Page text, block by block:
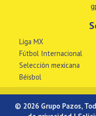
Liga MX
Fútbol Internacional
Selección mexicana
Béisbol
© 2026 Grupo Pazos,